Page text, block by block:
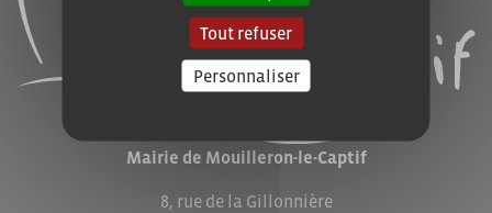
Mairie de Mouilleron-le-Captif
8, rue de la Gillonnière
Tout refuser
Personnaliser